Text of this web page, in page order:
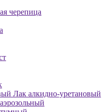
черепица
Лак алкидно-уретановый